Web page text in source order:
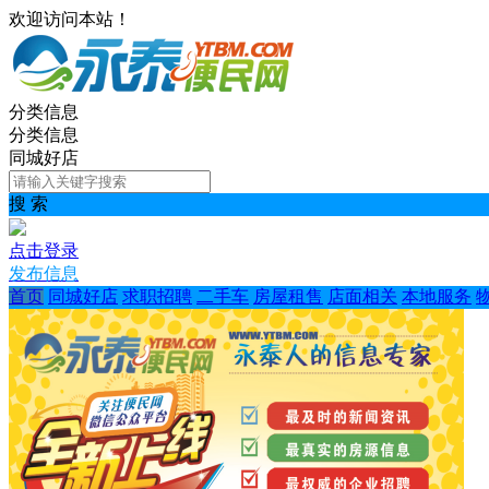
欢迎访问本站！
分类信息
分类信息
同城好店
搜 索
点击登录
发布信息
首页 同城好店 求职招聘 二手车 房屋租售 店面相关 本地服务